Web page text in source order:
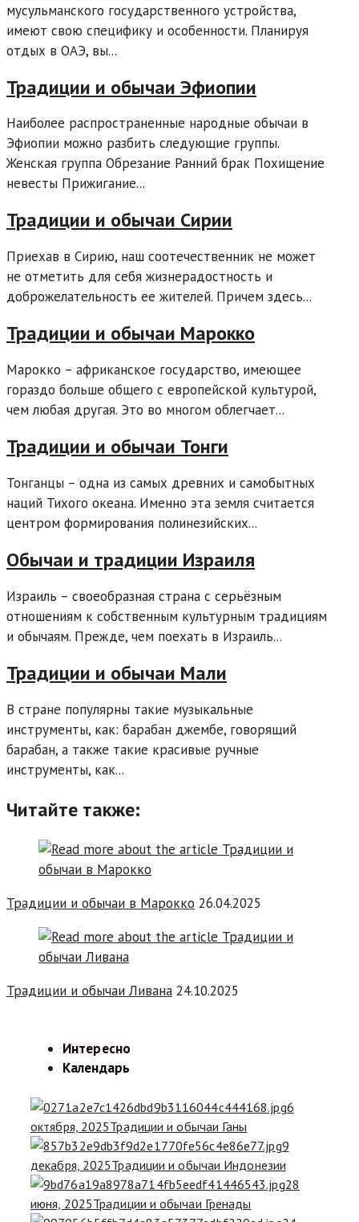
мусульманского государственного устройства,
имеют свою специфику и особенности. Планируя
отдых в ОАЭ, вы...
Традиции и обычаи Эфиопии
Наиболее распространенные народные обычаи в
Эфиопии можно разбить следующие группы.
Женская группа Обрезание Ранний брак Похищение
невесты Прижигание...
Традиции и обычаи Сирии
Приехав в Сирию, наш соотечественник не может
не отметить для себя жизнерадостность и
доброжелательность ее жителей. Причем здесь...
Традиции и обычаи Марокко
Марокко – африканское государство, имеющее
гораздо больше общего с европейской культурой,
чем любая другая. Это во многом облегчает...
Традиции и обычаи Тонги
Тонганцы – одна из самых древних и самобытных
наций Тихого океана. Именно эта земля считается
центром формирования полинезийских...
Обычаи и традиции Израиля
Израиль – своеобразная страна с серьёзным
отношениям к собственным культурным традициям
и обычаям. Прежде, чем поехать в Израиль...
Традиции и обычаи Мали
В стране популярны такие музыкальные
инструменты, как: барабан джембе, говорящий
барабан, а также такие красивые ручные
инструменты, как...
Читайте также:
Традиции и обычаи в Марокко 26.04.2025
Традиции и обычаи Ливана 24.10.2025
Интересно
Календарь
6
октября, 2025Традиции и обычаи Ганы
9
декабря, 2025Традиции и обычаи Индонезии
28
июня, 2025Традиции и обычаи Гренады